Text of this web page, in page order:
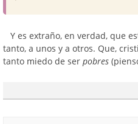
Y es extraño, en verdad, que
tanto, a unos y a otros. Que,
tanto miedo de ser pobres